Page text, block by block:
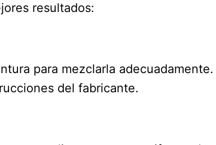
resultados:
para mezclarla adecuadamente.
del fabricante.